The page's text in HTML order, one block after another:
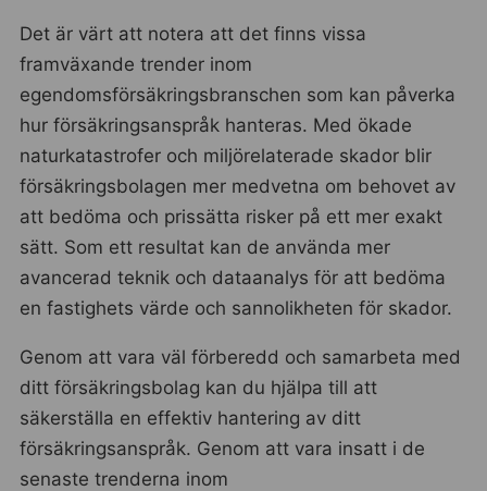
Det är värt att notera att det finns vissa
framväxande trender inom
egendomsförsäkringsbranschen som kan påverka
hur försäkringsanspråk hanteras. Med ökade
naturkatastrofer och miljörelaterade skador blir
försäkringsbolagen mer medvetna om behovet av
att bedöma och prissätta risker på ett mer exakt
sätt. Som ett resultat kan de använda mer
avancerad teknik och dataanalys för att bedöma
en fastighets värde och sannolikheten för skador.
Genom att vara väl förberedd och samarbeta med
ditt försäkringsbolag kan du hjälpa till att
säkerställa en effektiv hantering av ditt
försäkringsanspråk. Genom att vara insatt i de
senaste trenderna inom